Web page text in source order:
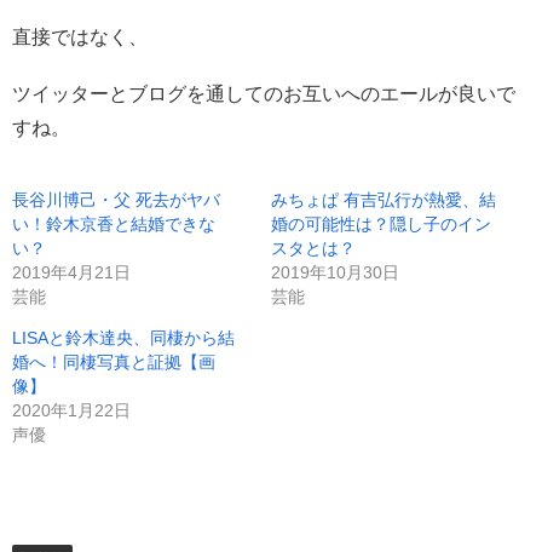
直接ではなく、
ツイッターとブログを通してのお互いへのエールが良いで
すね。
長谷川博己・父 死去がヤバ
い！鈴木京香と結婚できな
い？
2019年4月21日
芸能
みちょぱ 有吉弘行が熱愛、結
婚の可能性は？隠し子のイン
スタとは？
2019年10月30日
芸能
LISAと鈴木達央、同棲から結
婚へ！同棲写真と証拠【画
像】
2020年1月22日
声優